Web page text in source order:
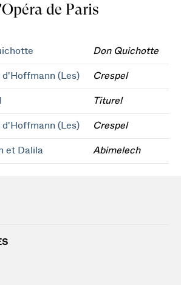
de Paris
Don Quichotte
d'Hoffmann (Les) Crespel
Titurel
d'Hoffmann (Les) Crespel
et Dalila Abimelech